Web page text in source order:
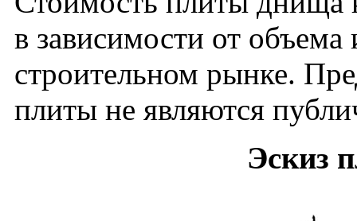
в зависимости от
строительном рынке.
плиты не являются
Эскиз